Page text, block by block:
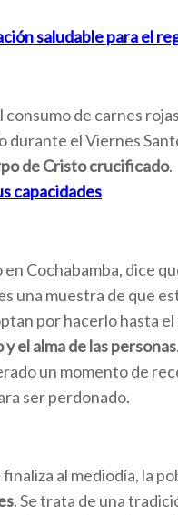
saludable para el
de carnes
durante el Viernes
de Cristo crucificado.
capacidades
Cochabamba, dice
una muestra de que
por hacerlo hasta
el alma de las personas.
un momento de
ser perdonado.
al mediodía, la
. Se trata de una